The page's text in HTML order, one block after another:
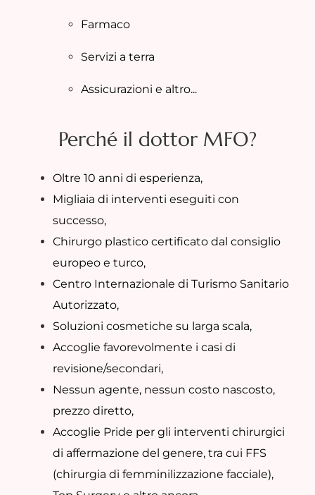
Farmaco
Servizi a terra
Assicurazioni e altro...
Perché il dottor MFO?
Oltre 10 anni di esperienza,
Migliaia di interventi eseguiti con
successo,
Chirurgo plastico certificato dal consiglio
europeo e turco,
Centro Internazionale di Turismo Sanitario
Autorizzato,
Soluzioni cosmetiche su larga scala,
Accoglie favorevolmente i casi di
revisione/secondari,
Nessun agente, nessun costo nascosto,
prezzo diretto,
Accoglie Pride per gli interventi chirurgici
di affermazione del genere, tra cui FFS
(chirurgia di femminilizzazione facciale),